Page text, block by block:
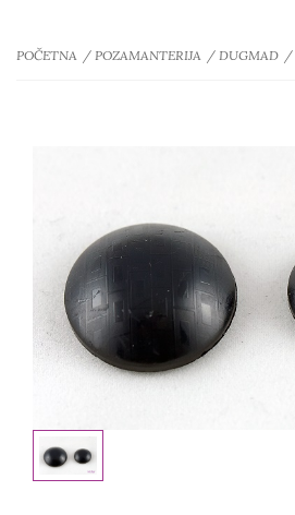
POČETNA POZAMANTERIJA DUGMAD